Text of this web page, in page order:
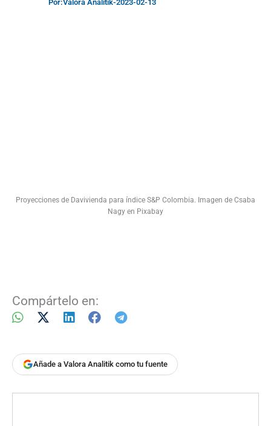
Por:Valora Analitik-2023-02-13
Proyecciones de Davivienda para índice S&P Colombia. Imagen de Csaba
Nagy en Pixabay
Compártelo en:
Añade a Valora Analitik como tu fuente